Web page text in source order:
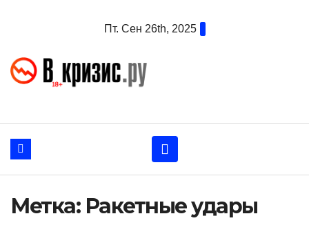
Пт. Сен 26th, 2025
Метка: Ракетные удары